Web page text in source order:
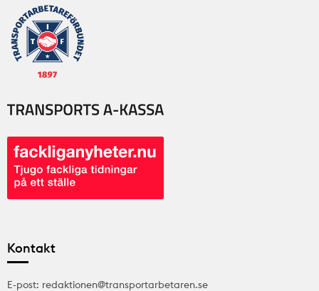
Kontakt
E-post: redaktionen@transportarbetaren.se